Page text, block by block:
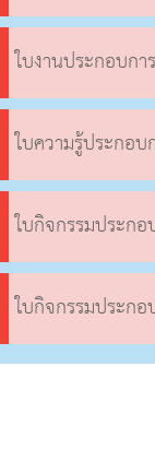
ใบงานประกอบการสอน เรื่อง
ใบความรู้ประกอบการสอน เรื่อ
ใบกิจกรรมประกอบการสอน เรื่
ใบกิจกรรมประกอบการสอน เรื่